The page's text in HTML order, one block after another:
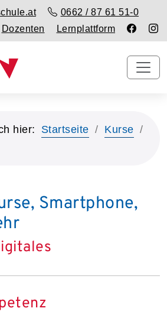
0662 / 87 61 51-0
Dozenten
Lernplattform
hier: Startseite
Kurse
Smartphone,